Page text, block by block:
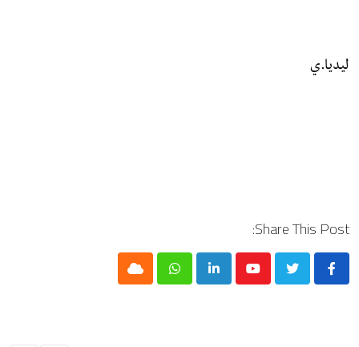
ليديا.ي
Share This Post:
Youtube
LinkedIn
Whatsapp
Cloud